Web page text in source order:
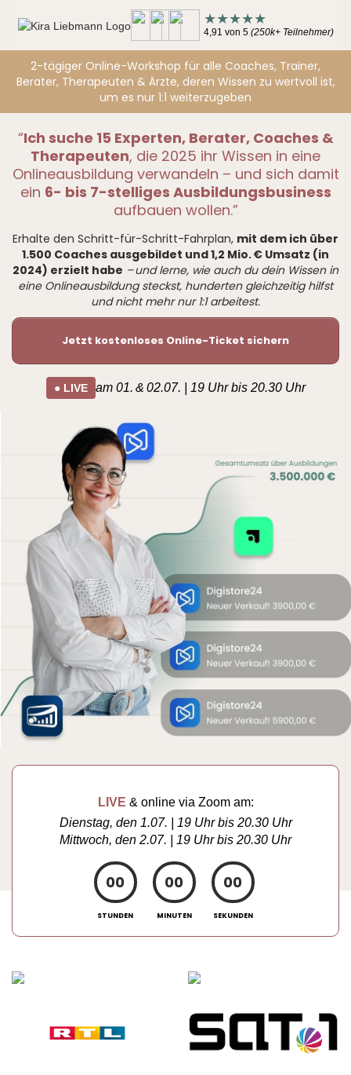
★★★★★
4,91 von 5 (250k+ Teilnehmer)
2-tägiger Online-Workshop für alle Coaches, Trainer,
Berater, Therapeuten & Ärzte, deren Wissen zu wertvoll ist,
um es nur 1:1 weiterzugeben
“Ich suche 15 Experten, Berater, Coaches &
Therapeuten, die 2025 ihr Wissen in eine
Onlineausbildung verwandeln – und sich damit
ein 6- bis 7-stelliges Ausbildungsbusiness
aufbauen wollen.”
Erhalte den Schritt-für-Schritt-Fahrplan, mit dem ich über
1.500 Coaches ausgebildet und 1,2 Mio. € Umsatz (in
2024) erzielt habe – und lerne, wie auch du dein Wissen in
eine Onlineausbildung steckst, hunderten gleichzeitig hilfst
und nicht mehr nur 1:1 arbeitest.
Jetzt kostenloses Online-Ticket sichern
● LIVE am 01. & 02.07. | 19 Uhr bis 20.30 Uhr
LIVE & online via Zoom am:
Dienstag, den 1.07. | 19 Uhr bis 20.30 Uhr
Mittwoch, den 2.07. | 19 Uhr bis 20.30 Uhr
00
STUNDEN
00
MINUTEN
00
SEKUNDEN